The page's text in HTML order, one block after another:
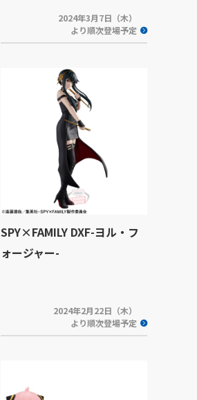
2024年3月7日（木）
より順次登場予定
SPY×FAMILY DXF-ヨル・フ
ォージャー-
2024年2月22日（木）
より順次登場予定